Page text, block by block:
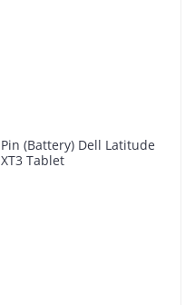
Pin (Battery) Dell Latitude
XT3 Tablet